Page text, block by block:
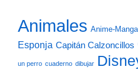
Animales Anime-Manga
Esponja Capitán Calzoncillos
un perro cuaderno dibujar